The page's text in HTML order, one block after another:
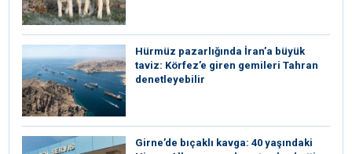
Hürmüz pazarlığında İran’a büyük
taviz: Körfez’e giren gemileri Tahran
denetleyebilir
Girne’de bıçaklı kavga: 40 yaşındaki